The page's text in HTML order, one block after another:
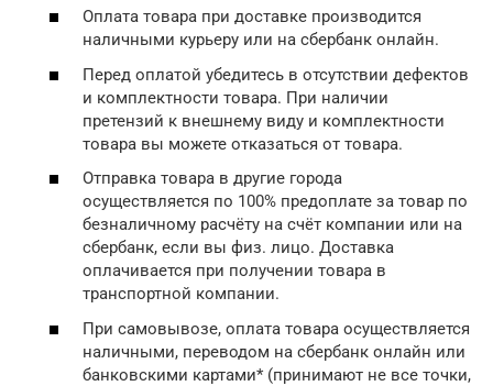
Оплата товара при доставке производится
наличными курьеру или на сбербанк онлайн.
Перед оплатой убедитесь в отсутствии дефектов
и комплектности товара. При наличии
претензий к внешнему виду и комплектности
товара вы можете отказаться от товара.
Отправка товара в другие города
осуществляется по 100% предоплате за товар по
безналичному расчёту на счёт компании или на
сбербанк, если вы физ. лицо. Доставка
оплачивается при получении товара в
транспортной компании.
При самовывозе, оплата товара осуществляется
наличными, переводом на сбербанк онлайн или
банковскими картами* (принимают не все точки,